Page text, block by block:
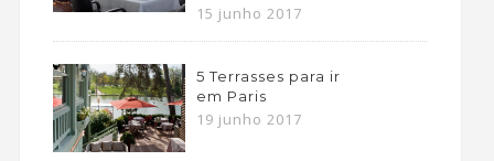
15 junho 2017
5 Terrasses para ir
em Paris
19 junho 2017